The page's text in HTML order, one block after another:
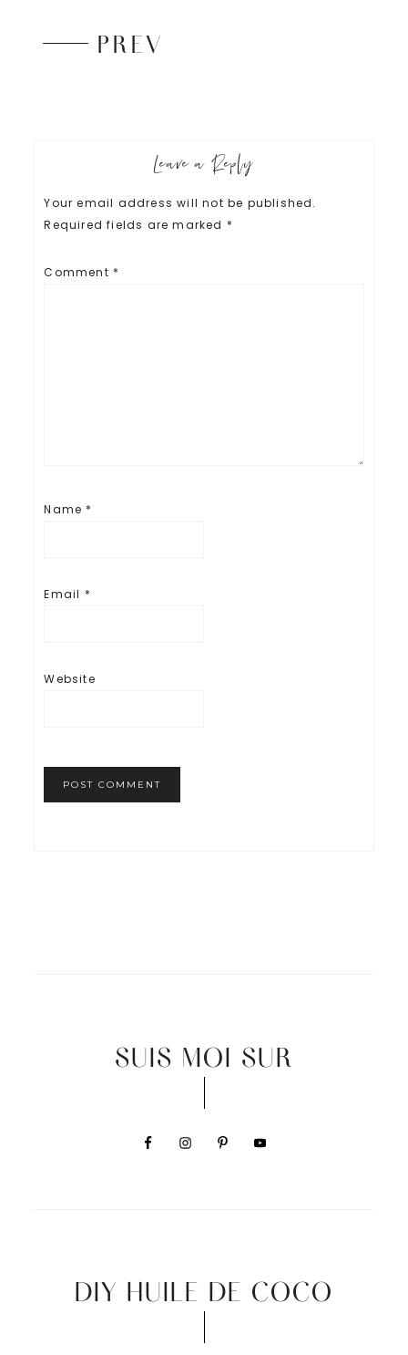
PREV
Leave a Reply
Your email address will not be published.
Required fields are marked *
Comment *
Name *
Email *
Website
SUIS MOI SUR
DIY HUILE DE COCO